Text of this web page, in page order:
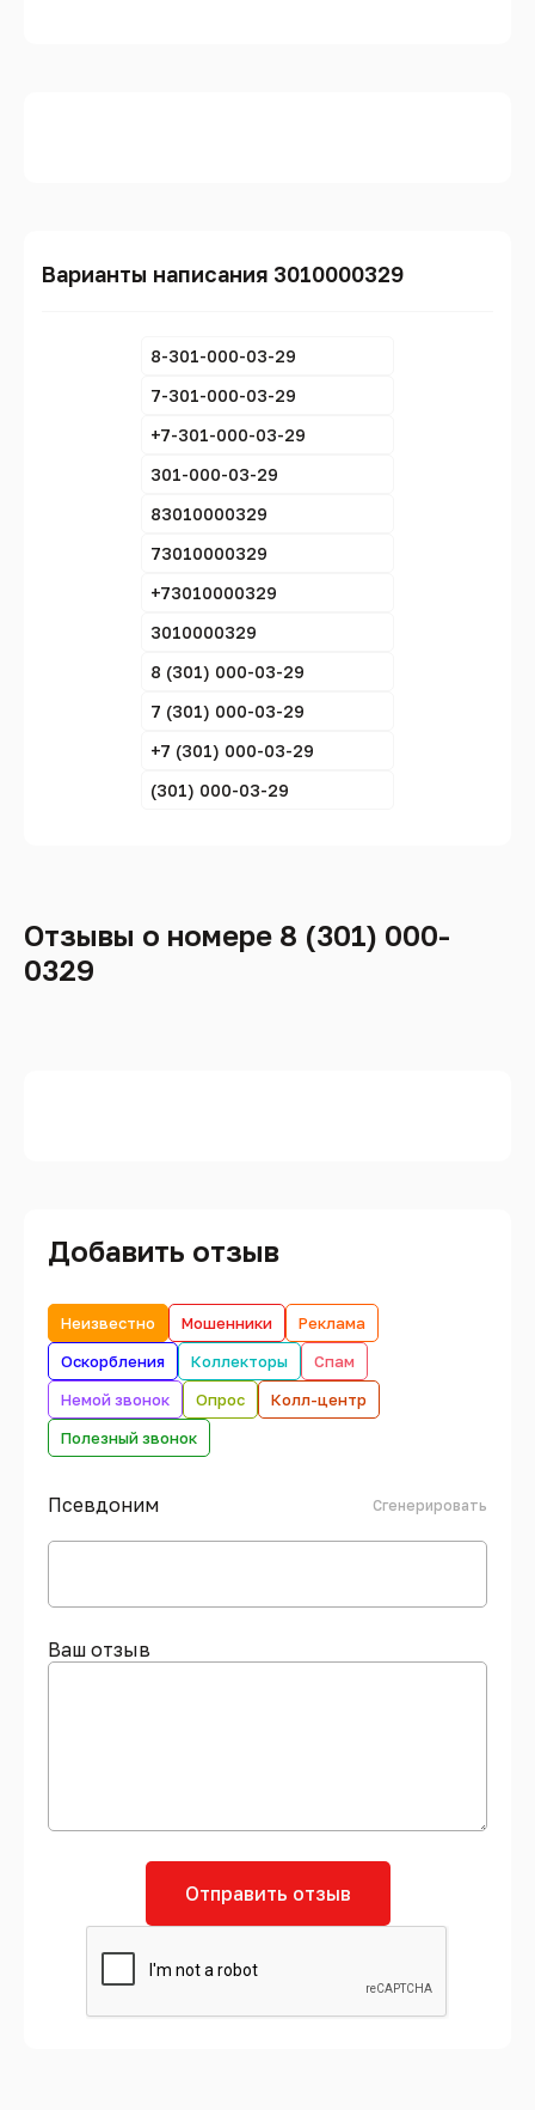
Варианты написания 3010000329
8-301-000-03-29
7-301-000-03-29
+7-301-000-03-29
301-000-03-29
83010000329
73010000329
+73010000329
3010000329
8 (301) 000-03-29
7 (301) 000-03-29
+7 (301) 000-03-29
(301) 000-03-29
Отзывы о номере 8 (301) 000-
0329
Добавить отзыв
Неизвестно Мошенники
Реклама
Оскорбления
Коллекторы
Спам
Немой звонок
Опрос
Колл-центр
Полезный звонок
Псевдоним Сгенерировать
Ваш отзыв
Отправить отзыв